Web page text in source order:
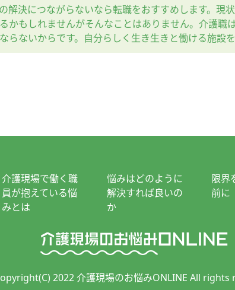
解決につながらないなら転職をおすすめします。現
かもしれませんがそんなことはありません。介護職
らないからです。自分らしく生き生きと働ける施設を
介護現場で働く職
員が抱えている悩
みとは
悩みはどのように
解決すれば良いの
か
限界
前に
2022 介護現場のお悩みONLINE All rights